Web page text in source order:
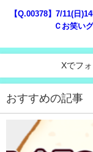
【Q.00378】7/11(日
Ｃお笑い
Xでフ
おすすめの記事